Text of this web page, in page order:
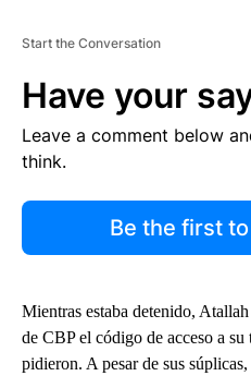
Start the Conversation
Have your
Leave a comment below
think.
Be the first
Mientras estaba detenido,
de CBP el código de acceso a
pidieron. A pesar de sus